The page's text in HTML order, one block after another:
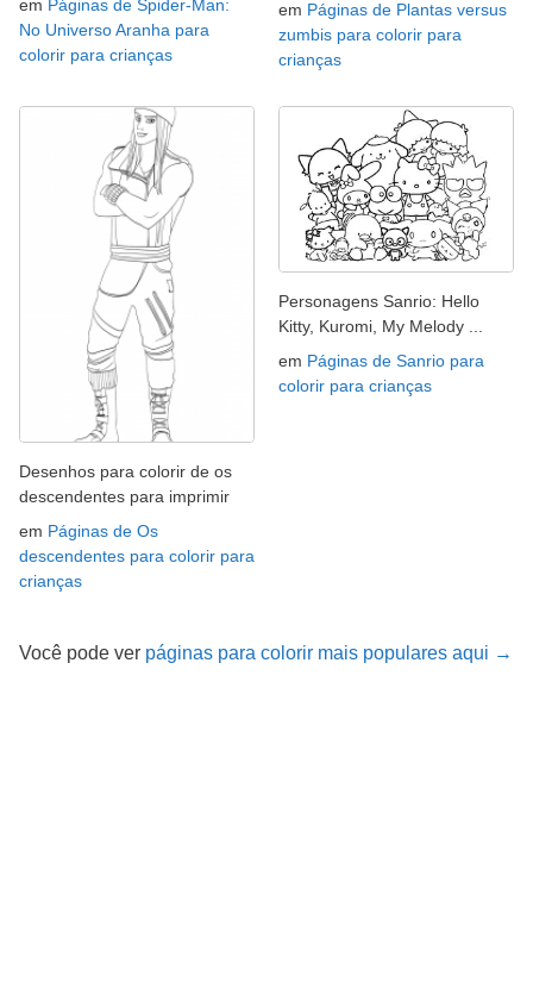
em Páginas de Spider-Man:
No Universo Aranha para
colorir para crianças
em Páginas de Plantas versus
zumbis para colorir para
crianças
Desenhos para colorir de os
descendentes para imprimir
em Páginas de Os
descendentes para colorir para
crianças
Personagens Sanrio: Hello
Kitty, Kuromi, My Melody ...
em Páginas de Sanrio para
colorir para crianças
Você pode ver páginas para colorir mais populares aqui →